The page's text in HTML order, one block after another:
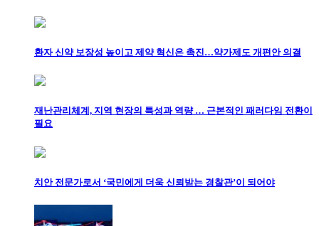
환자 신약 보장성 높이고 제약 혁신은 촉진…약가제도 개편안 의결
재난관리체계, 지역 현장의 특성과 역량 … 근본적인 패러다임 전환이
필요
치안 전문가로서 ‘국민에게 더욱 신뢰받는 경찰관’이 되어야